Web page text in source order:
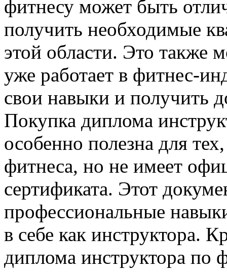
фитнесу может быть
получить необходимые
этой области. Это также
уже работает в фитнес-
свои навыки и получить
Покупка диплома
особенно полезна для
фитнеса, но не имеет
сертификата. Этот
профессиональные
в себе как инструктора.
диплома инструктора по